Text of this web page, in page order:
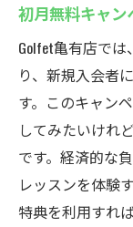
初月無料キャン
Golfet亀有店で
り、新規入会者
す。このキャン
してみたいけれ
です。経済的な
レッスンを体験
特典を利用すれ